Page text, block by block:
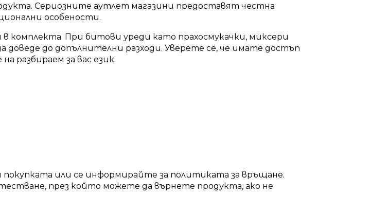
Сериозните аутлет магазини предоставят честна
особености.
комплекта. При битови уреди като прахосмукачки, миксери
до допълнителни разходи. Уверете се, че имате достъп
разбираем за вас език.
или се информирайте за политиката за връщане.
през който можете да върнете продукта, ако не